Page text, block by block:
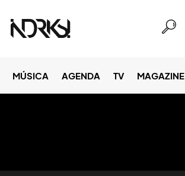
MÚSICA AGENDA TV MAGAZINE